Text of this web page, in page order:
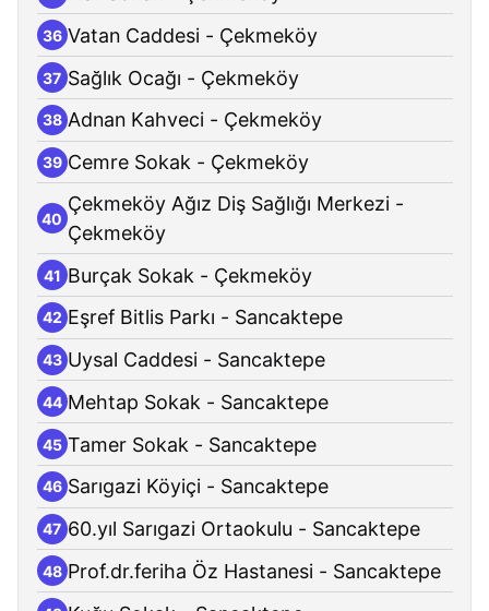
36 Vatan Caddesi - Çekmeköy
37 Sağlık Ocağı - Çekmeköy
38 Adnan Kahveci - Çekmeköy
39 Cemre Sokak - Çekmeköy
40
Çekmeköy Ağız Diş Sağlığı Merkezi -
Çekmeköy
41 Burçak Sokak - Çekmeköy
42 Eşref Bitlis Parkı - Sancaktepe
43 Uysal Caddesi - Sancaktepe
44 Mehtap Sokak - Sancaktepe
45 Tamer Sokak - Sancaktepe
46 Sarıgazi Köyiçi - Sancaktepe
47 60.yıl Sarıgazi Ortaokulu - Sancaktepe
48 Prof.dr.feriha Öz Hastanesi - Sancaktepe